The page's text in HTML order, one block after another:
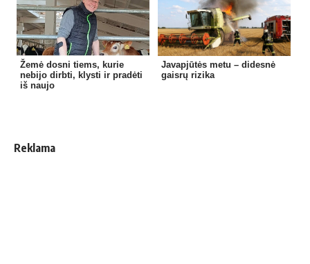
Žemė dosni tiems, kurie
nebijo dirbti, klysti ir pradėti
iš naujo
Javapjūtės metu – didesnė
gaisrų rizika
Reklama